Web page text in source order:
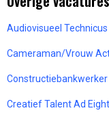
Audiovisueel
Cameraman/Vrouw
Creatief Talent Ad